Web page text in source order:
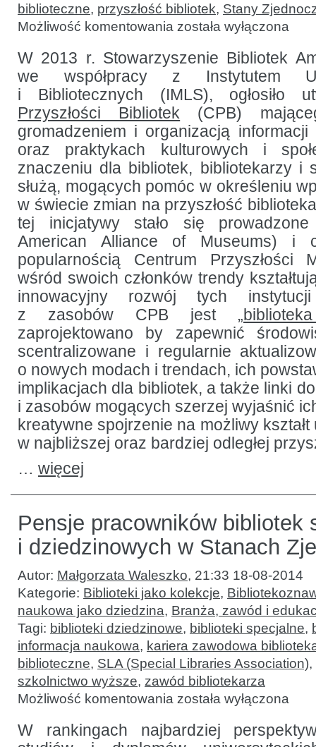
biblioteczne, przyszłość bibliotek, Stany
Możliwość komentowania Biblioteka
Trendów:
przyszłości
na podstawie
analizy
nurtów
i tendencji
została wyłączona
W 2013 r. Stowarzyszenie Bibliotek
we współpracy z Instytutem
i Bibliotecznych (IMLS), ogłosiło
Przyszłości Bibliotek (CPB)
gromadzeniem i organizacją
oraz praktykach kulturowych i
znaczeniu dla bibliotek, bibliotekarzy i
służą, mogących pomóc w określeniu
w świecie zmian na przyszłość
tej inicjatywy stało się
American Alliance of Museums) i
popularnością Centrum Przyszłości
wśród swoich członków trendy
innowacyjny rozwój tych
z zasobów CPB jest „
zaprojektowano by zapewnić
scentralizowane i regularnie
o nowych modach i trendach, ich
implikacjach dla bibliotek, a także linki
i zasobów mogących szerzej wyjaśnić
kreatywne spojrzenie na możliwy kształt
w najbliższej oraz bardziej odległej
… więcej
Pensje pracowników bibliotek
i dziedzinowych w Stanach
Autor: Małgorzata Waleszko, 21:33 18-08-2014
Kategorie: Biblioteki jako kolekcje,
naukowa jako dziedzina, Branża, zawód i
Tagi: biblioteki dziedzinowe, biblioteki specjalne,
informacja naukowa, kariera zawodowa
biblioteczne, SLA (Special Libraries Association),
szkolnictwo wyższe, zawód bibliotekarza
Możliwość komentowania Pensje
pracowników
specjalnych
i dziedzinowych
została wyłączona
W rankingach najbardziej